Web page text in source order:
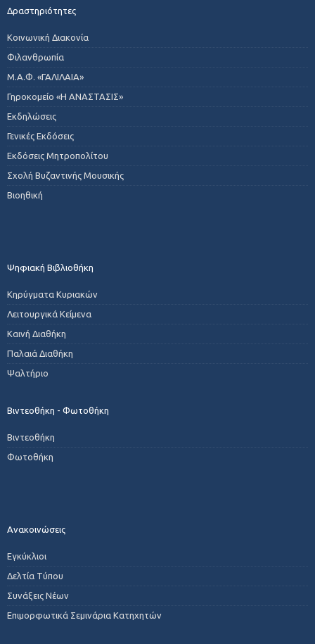
Δραστηριότητες
Κοινωνική Διακονία
Φιλανθρωπία
Μ.Α.Φ. «ΓΑΛΙΛΑΙΑ»
Γηροκομείο «Η ΑΝΑΣΤΑΣΙΣ»
Εκδηλώσεις
Γενικές Εκδόσεις
Εκδόσεις Μητροπολίτου
Σχολή Βυζαντινής Μουσικής
Βιοηθική
Ψηφιακή Βιβλιοθήκη
Κηρύγματα Κυριακών
Λειτουργικά Κείμενα
Καινή Διαθήκη
Παλαιά Διαθήκη
Ψαλτήριο
Βιντεοθήκη - Φωτοθήκη
Βιντεοθήκη
Φωτοθήκη
Ανακοινώσεις
Εγκύκλιοι
Δελτία Τύπου
Συνάξεις Νέων
Επιμορφωτικά Σεμινάρια Κατηχητών